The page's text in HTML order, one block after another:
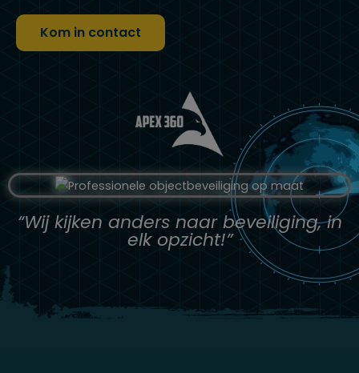
Kom in contact
“Wij kijken anders naar beveiliging, in
elk opzicht!”